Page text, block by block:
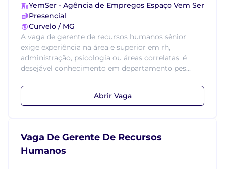
YemSer - Agência de Empregos Espaço Vem Ser
Presencial
Curvelo / MG
A vaga de gerente de recursos humanos sênior
exige experiência na área e superior em rh,
administração, psicologia ou áreas correlatas. é
desejável conhecimento em departamento pes...
Abrir Vaga
Vaga De Gerente De Recursos
Humanos